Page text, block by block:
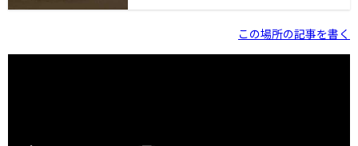
642:139.7844222462121,100567,1
この場所の記事を書く